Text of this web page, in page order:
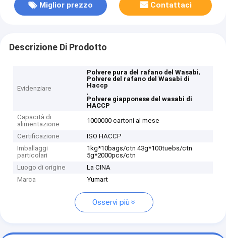
Miglior prezzo Contattaci
Descrizione Di Prodotto
Evidenziare
Polvere pura del rafano del Wasabi,
Polvere del rafano del Wasabi di
Haccp
,
Polvere giapponese del wasabi di
HACCP
Capacità di
alimentazione
1000000 cartoni al mese
Certificazione
ISO HACCP
Imballaggi
particolari
1kg*10bags/ctn 43g*100tuebs/ctn
5g*2000pcs/ctn
Luogo di origine
La CINA
Marca
Yumart
Osservi più